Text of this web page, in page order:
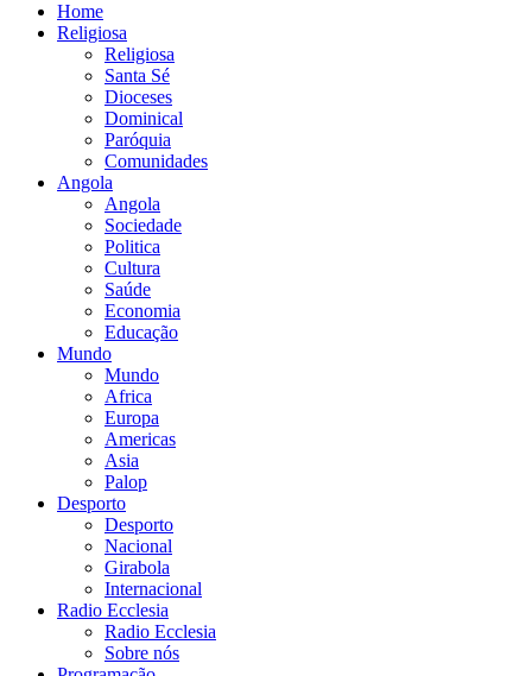
Home
Religiosa
Religiosa
Santa Sé
Dioceses
Dominical
Paróquia
Comunidades
Angola
Angola
Sociedade
Politica
Cultura
Saúde
Economia
Educação
Mundo
Mundo
Africa
Europa
Americas
Asia
Palop
Desporto
Desporto
Nacional
Girabola
Internacional
Radio Ecclesia
Radio Ecclesia
Sobre nós